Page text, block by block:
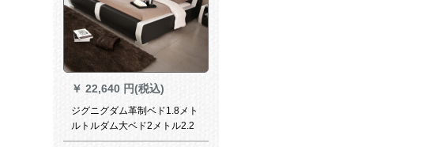
￥ 22,640 円(税込)
ジグニグダム革制ベド1.8メト
ルトルダム大ベド2メトル2.2
メトル収纳ベトネ黒革制ベド